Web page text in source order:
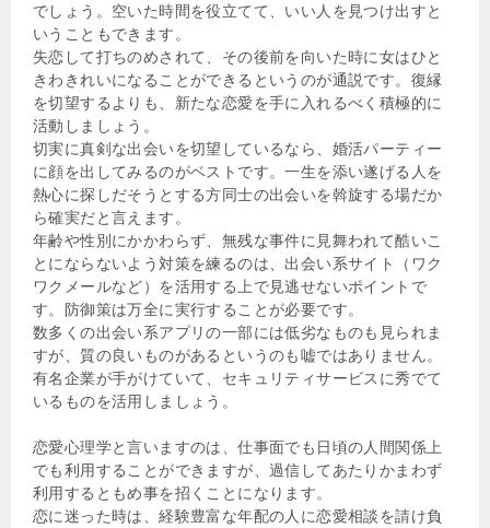
でしょう。空いた時間を役立てて、いい人を見つけ出すと
いうこともできます。
失恋して打ちのめされて、その後前を向いた時に女はひと
きわきれいになることができるというのが通説です。復縁
を切望するよりも、新たな恋愛を手に入れるべく積極的に
活動しましょう。
切実に真剣な出会いを切望しているなら、婚活パーティー
に顔を出してみるのがベストです。一生を添い遂げる人を
熱心に探しだそうとする方同士の出会いを斡旋する場だか
ら確実だと言えます。
年齢や性別にかかわらず、無残な事件に見舞われて酷いこ
とにならないよう対策を練るのは、出会い系サイト（ワク
ワクメールなど）を活用する上で見逃せないポイントで
す。防御策は万全に実行することが必要です。
数多くの出会い系アプリの一部には低劣なものも見られま
すが、質の良いものがあるというのも嘘ではありません。
有名企業が手がけていて、セキュリティサービスに秀でて
いるものを活用しましょう。
恋愛心理学と言いますのは、仕事面でも日頃の人間関係上
でも利用することができますが、過信してあたりかまわず
利用するともめ事を招くことになります。
恋に迷った時は、経験豊富な年配の人に恋愛相談を請け負